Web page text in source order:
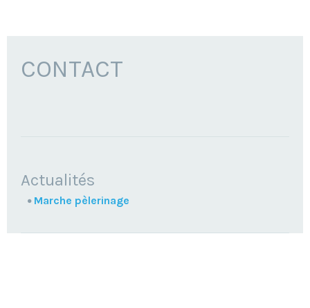
CONTACT
NAVIGATION
Actualités
Marche pèlerinage